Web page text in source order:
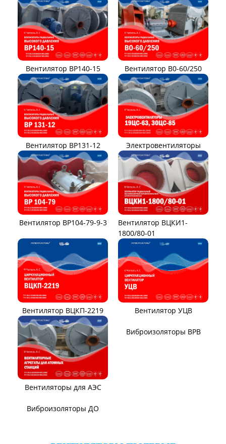
Вентилятор ВР140-15 Вентилятор В0-60/250
Вентилятор ВР131-12 Электровентиляторы
Вентилятор ВР104-79-9-3
Вентилятор ВЦКИ1-
1800/80-01
Вентилятор ВЦКП-2219 Вентилятор УЦВ
Вентиляторы для АЭС